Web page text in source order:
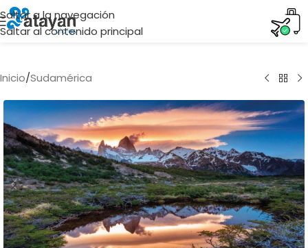
Saltar a la navegación
Saltar al contenido principal
Inicio/Sudamérica